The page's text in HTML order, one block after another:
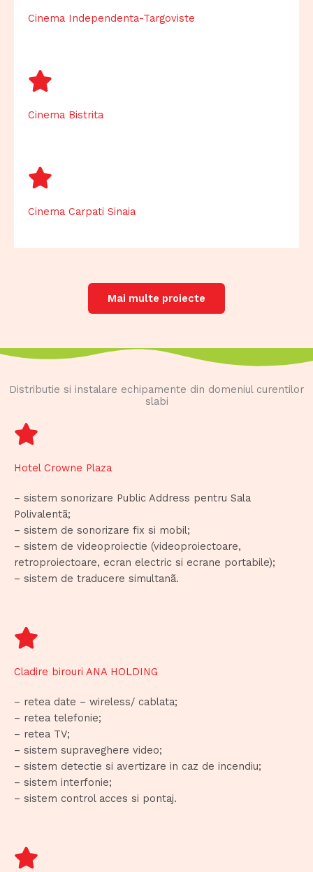
Cinema Independenta-Targoviste
Cinema Bistrita
Cinema Carpati Sinaia
Mai multe proiecte
Distributie si instalare echipamente din domeniul curentilor
slabi
Hotel Crowne Plaza
– sistem sonorizare Public Address pentru Sala
Polivalentã;
– sistem de sonorizare fix si mobil;
– sistem de videoproiectie (videoproiectoare,
retroproiectoare, ecran electric si ecrane portabile);
– sistem de traducere simultanã.
Cladire birouri ANA HOLDING
– retea date – wireless/ cablata;
– retea telefonie;
– retea TV;
– sistem supraveghere video;
– sistem detectie si avertizare in caz de incendiu;
– sistem interfonie;
– sistem control acces si pontaj.